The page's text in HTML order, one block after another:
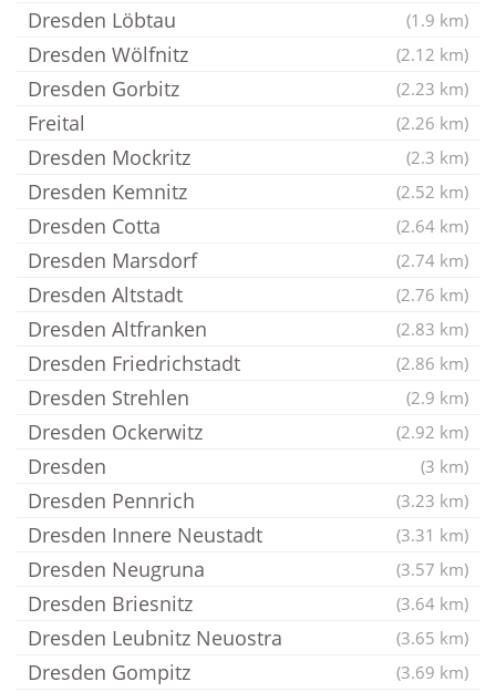
Dresden Löbtau (1.9 km)
Dresden Wölfnitz (2.12 km)
Dresden Gorbitz (2.23 km)
Freital (2.26 km)
Dresden Mockritz (2.3 km)
Dresden Kemnitz (2.52 km)
Dresden Cotta (2.64 km)
Dresden Marsdorf (2.74 km)
Dresden Altstadt (2.76 km)
Dresden Altfranken (2.83 km)
Dresden Friedrichstadt (2.86 km)
Dresden Strehlen (2.9 km)
Dresden Ockerwitz (2.92 km)
Dresden (3 km)
Dresden Pennrich (3.23 km)
Dresden Innere Neustadt (3.31 km)
Dresden Neugruna (3.57 km)
Dresden Briesnitz (3.64 km)
Dresden Leubnitz Neuostra (3.65 km)
Dresden Gompitz (3.69 km)